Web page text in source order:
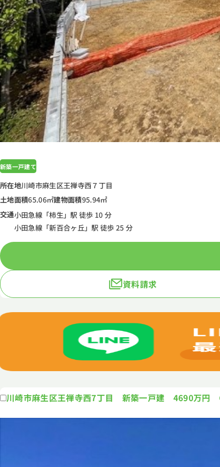
新築一戸建て
所在地川崎市麻生区王禅寺西７丁目
土地面積65.06㎡建物面積95.94㎡
交通小田急線「柿生」駅 徒歩 10 分
小田急線「新百合ヶ丘」駅 徒歩 25 分
資料請求
川崎市麻生区王禅寺西7丁目 新築一戸建 4690万円